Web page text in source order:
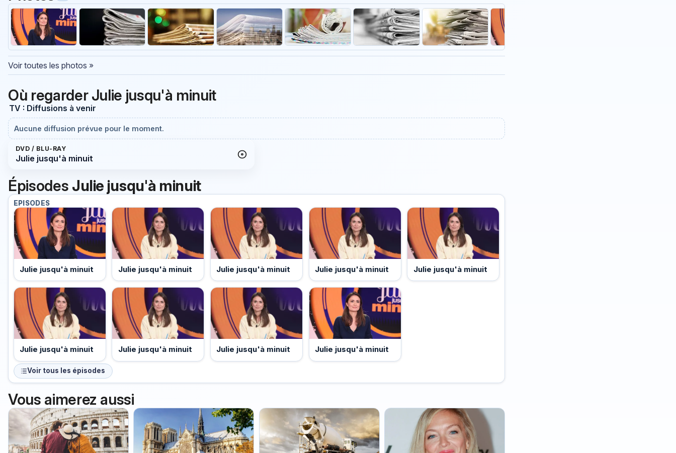
Voir toutes les photos »
Où regarder Julie jusqu'à minuit
TV : Diffusions à venir
Aucune diffusion prévue pour le moment.
DVD / BLU-RAY
Julie jusqu'à minuit
Épisodes Julie jusqu'à minuit
EPISODES
Julie jusqu'à minuit Julie jusqu'à minuit Julie jusqu'à minuit Julie jusqu'à minuit Julie jusqu'à minuit
Julie jusqu'à minuit Julie jusqu'à minuit Julie jusqu'à minuit Julie jusqu'à minuit
Voir tous les épisodes
Vous aimerez aussi